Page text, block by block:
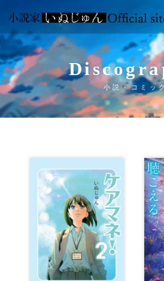
小説・コミッ